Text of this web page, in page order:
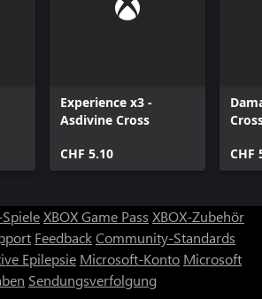
Experience x3 -
Asdivine Cross
CHF 5.10
CHF
XBOX Game Pass XBOX-Zubehör
FeedbackCommunity-Standards
Epilepsie Microsoft-Konto Microsoft
Sendungsverfolgung